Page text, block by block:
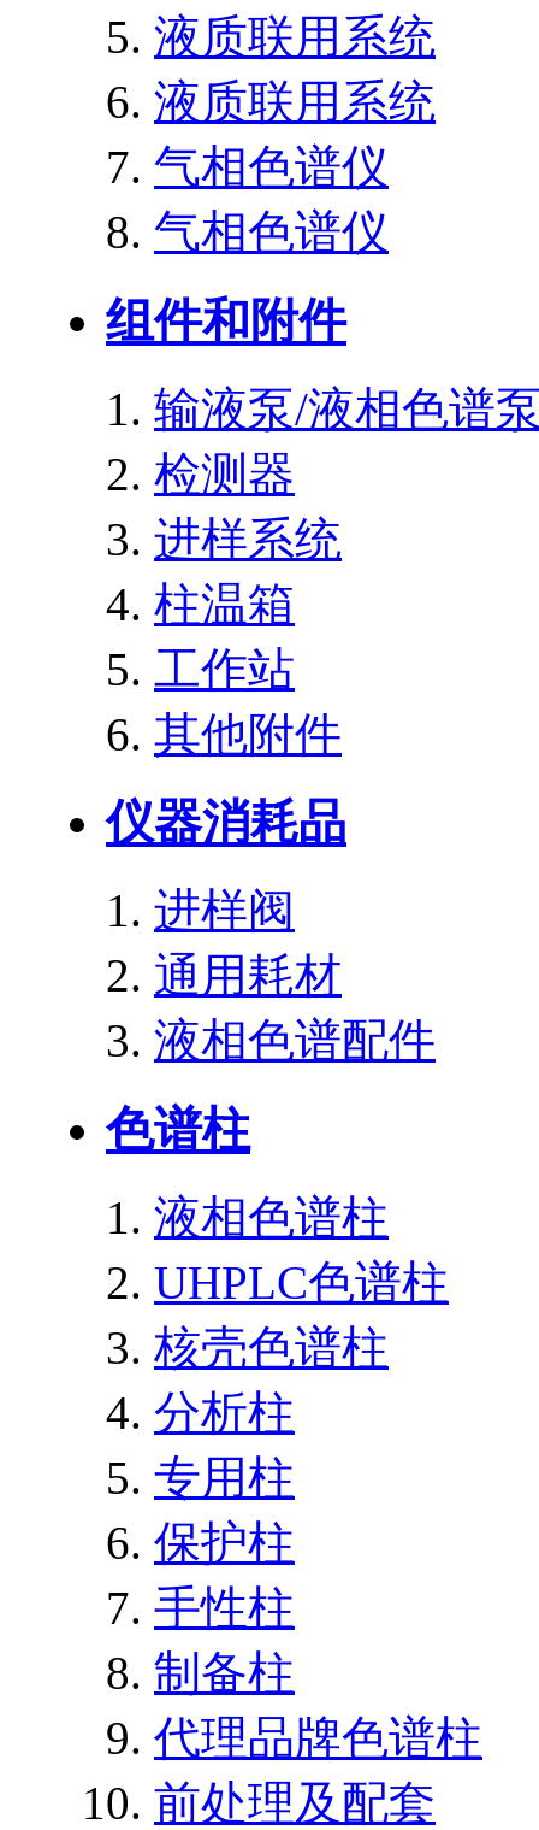
液质联用系统
液质联用系统
气相色谱仪
气相色谱仪
组件和附件
输液泵/液相色谱
检测器
进样系统
柱温箱
工作站
其他附件
仪器消耗品
进样阀
通用耗材
液相色谱配件
色谱柱
液相色谱柱
UHPLC色谱柱
核壳色谱柱
分析柱
专用柱
保护柱
手性柱
制备柱
代理品牌色谱柱
前处理及配套